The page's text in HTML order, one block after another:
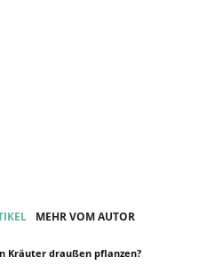
MEHR VOM AUTOR
Kräuter draußen pflanzen?